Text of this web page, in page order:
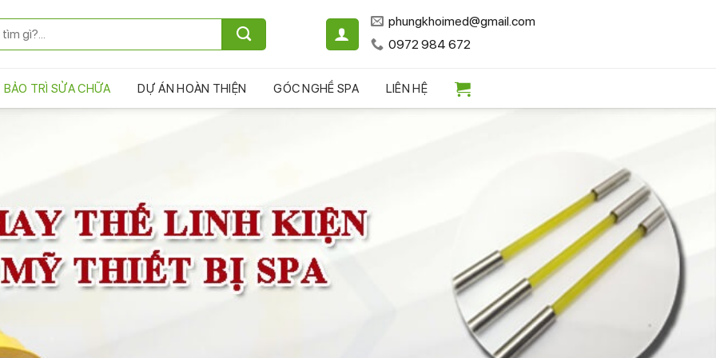
phungkhoimed@gmail.com
0972 984 672
BẢO TRÌ SỬA CHỮA DỰ ÁN HOÀN THIỆN GÓC NGHỀ SPA LIÊN HỆ